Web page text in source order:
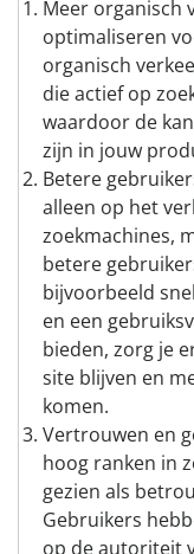
Meer organisch
optimaliseren
organisch
die actief op
waardoor de
zijn in jouw
Betere
alleen op het
zoekmachines,
betere
bijvoorbeeld
en een
bieden, zorg je
site blijven en
komen.
Vertrouwen en
hoog ranken in
gezien als
Gebruikers
op de autoriteit